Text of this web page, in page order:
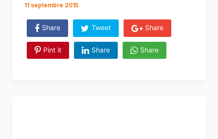
11 septembre 2015
Share Tweet Share
Pint it Share Share